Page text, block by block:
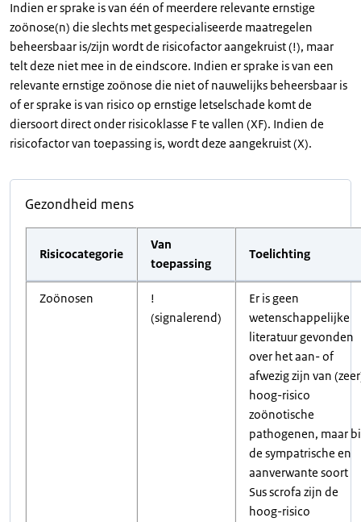
Indien er sprake is van één of meerdere relevante ernstige
zoönose(n) die slechts met gespecialiseerde maatregelen
beheersbaar is/zijn wordt de risicofactor aangekruist (!), maar
telt deze niet mee in de eindscore. Indien er sprake is van een
relevante ernstige zoönose die niet of nauwelijks beheersbaar is
of er sprake is van risico op ernstige letselschade komt de
diersoort direct onder risicoklasse F te vallen (XF). Indien de
risicofactor van toepassing is, wordt deze aangekruist (X).
Gezondheid mens
Risicocategorie
Van
toepassing
Toelichting
Zoönosen
!
(signalerend)
Er is geen
wetenschappelijke
literatuur gevonden
over het aan- of
afwezig zijn van
hoog-risico
zoönotische
pathogenen, maar
de sympatrische en
aanverwante soort
Sus scrofa zijn de
hoog-risico